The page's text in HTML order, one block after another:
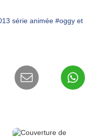
série animée #oggy et